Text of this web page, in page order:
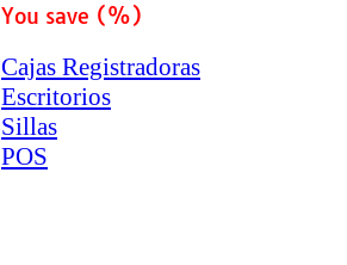
You save (%)
Cajas Registradoras
Escritorios
Sillas
POS